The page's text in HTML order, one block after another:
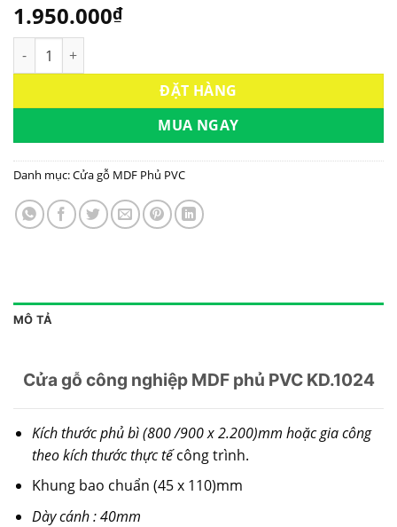
1.950.000₫
Cửa gỗ công nghiệp MDF phủ PVC KD.1024 số lượng
ĐẶT HÀNG
MUA NGAY
Danh mục:Cửa gỗ MDF Phủ PVC
MÔ TẢ
Cửa gỗ công nghiệp MDF phủ PVC KD.1024
Kích thước phủ bì (800 /900 x 2.200)mm hoặc gia công
theo kích thước thực tếcông trình.
Khung bao chuẩn (45 x 110)mm
Dày cánh : 40mm